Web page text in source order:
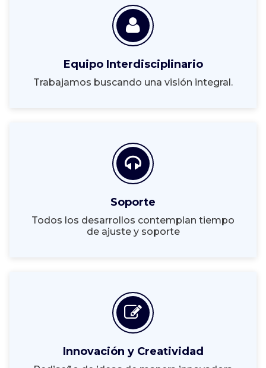
Equipo Interdisciplinario
Trabajamos buscando una visión integral.
Soporte
Todos los desarrollos contemplan tiempo
de ajuste y soporte
Innovación y Creatividad